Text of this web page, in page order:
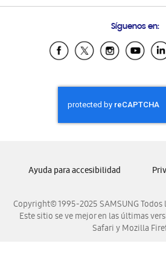
Samsung Ecuador
Samsung El
Samsung
Samsung
Samsung
Samsung
Síguenos en:
Copyright© 1995-2025 SAMSUNG Todos
Este sitio se ve mejor en las últimas
Safari y Mozilla
Ayuda para accesibilidad